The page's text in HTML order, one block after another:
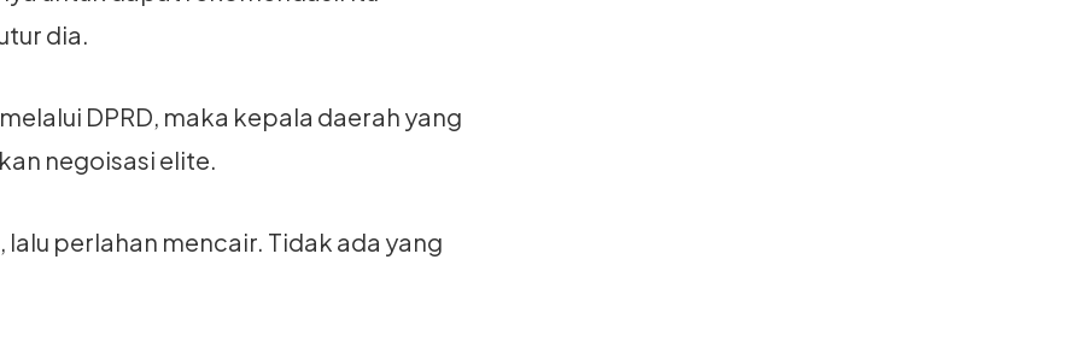
dia.
DPRD, maka kepala daerah yang
negoisasi elite.
perlahan mencair. Tidak ada yang